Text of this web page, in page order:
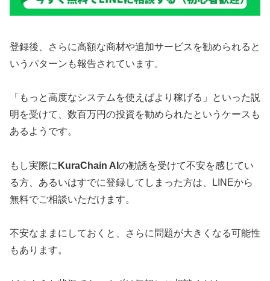
登録後、さらに高額な商材や追加サービスを勧められると
いうパターンも報告されています。
「もっと高度なシステムを使えばより稼げる」といった説
明を受けて、数百万円の投資を勧められたというケースも
あるようです。
もし実際に KuraChain AI の勧誘を受けて不安を感じてい
る方、あるいはすでに登録してしまった方は、LINEから
無料でご相談いただけます。
不安なままにしておくと、さらに問題が大きくなる可能性
もあります。